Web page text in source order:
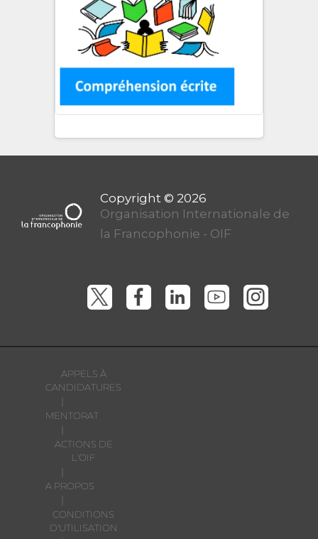
APPELS À
CANDIDATURES
MENTORAT
ACTIONS DE
L'OIF
A PROPOS
CONDITIONS
D'UTILISATION
Organisation Internationale de
la Francophonie - OIF